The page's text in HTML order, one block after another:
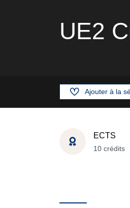
UE2
Ajouter à la
ECTS
10 crédits